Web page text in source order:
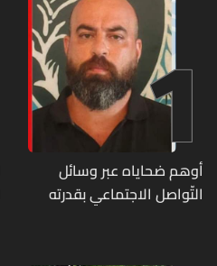
1
أوهم ضحاياه عبر وسائل
التّواصل الاجتماعي بقدرته